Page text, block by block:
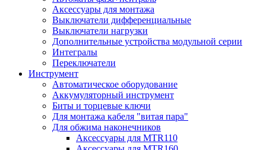
Аксессуары для монтажа
Выключатели дифференциальные
Выключатели нагрузки
Дополнительные устройства модульной серии
Интегралы
Переключатели
Инструмент
Автоматическое оборудование
Аккумуляторный инструмент
Биты и торцевые ключи
Для монтажа кабеля "витая пара"
Для обжима наконечников
Аксессуары для MTR110